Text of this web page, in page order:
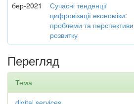
бер-2021
Сучасні тенденції
цифровізації економіки:
проблеми та перспективи
розвитку
Перегляд
Тема